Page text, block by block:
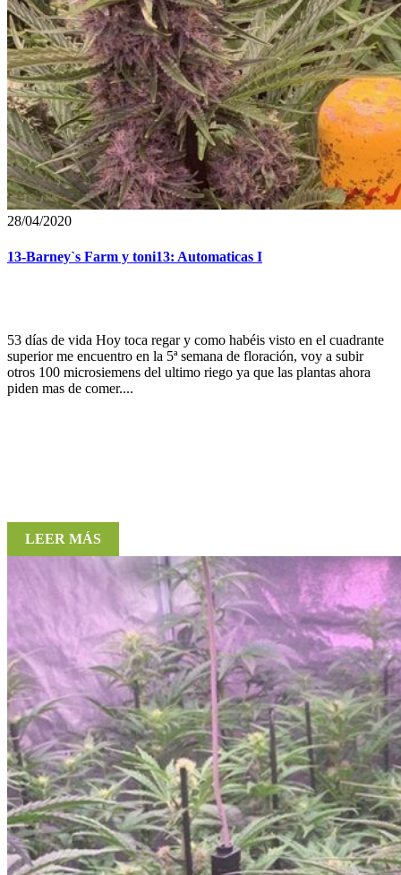
28/04/2020
13-Barney`s Farm y toni13: Automaticas I
53 días de vida Hoy toca regar y como habéis visto en el cuadrante
superior me encuentro en la 5ª semana de floración, voy a subir
otros 100 microsiemens del ultimo riego ya que las plantas ahora
piden mas de comer....
LEER MÁS